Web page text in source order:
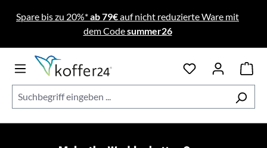
Zum Hauptinhalt springen
Spare bis zu 20%*ab 79€auf nicht reduzierte Ware mit
dem Codesummer26